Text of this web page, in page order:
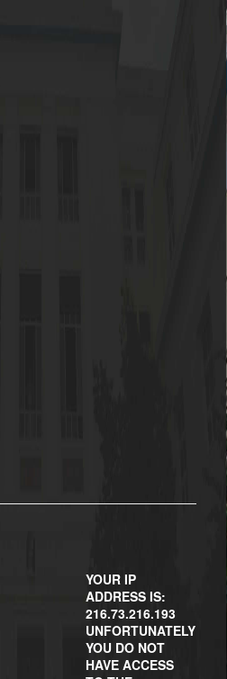
YOUR IP
ADDRESS IS:
216.73.216.193
UNFORTUNATELY
YOU DO NOT
HAVE ACCESS